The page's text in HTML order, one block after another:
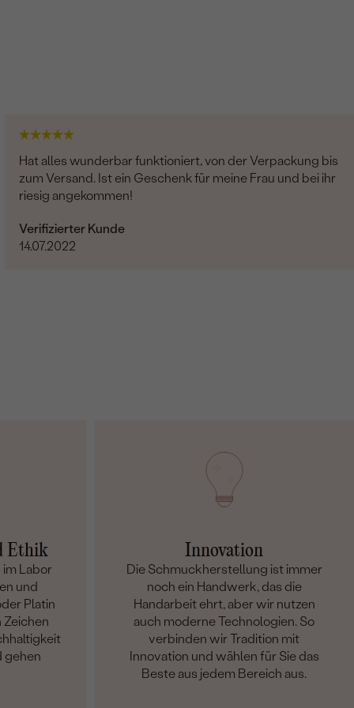
Hat alles wunderbar funktioniert, von der Verpackung bis
zum Versand. Ist ein Geschenk für meine Frau und bei ihr
riesig angekommen!
Verifizierter Kunde
14.07.2022
Ethik
Labor
und
Platin
Zeichen
gehen
Innovation
Die Schmuckherstellung ist immer
noch ein Handwerk, das die
Handarbeit ehrt, aber wir nutzen
auch moderne Technologien. So
verbinden wir Tradition mit
Innovation und wählen für Sie das
Beste aus jedem Bereich aus.